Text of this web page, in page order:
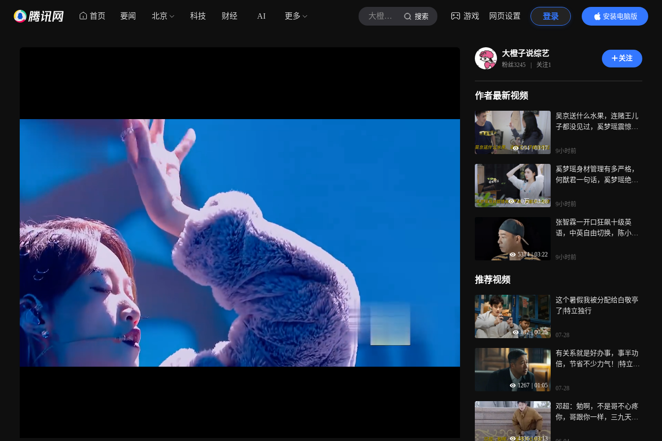
首页 要闻 北京 科技 财经 AI 更多 大橙子说综艺 搜索 游戏 网页设置 登录
安装电脑版
内容更精彩
大橙子说综艺
粉丝3245 | 关注1
关注
作者最新视频
994 | 03:17
吴京送什么水果，连赌王儿
子都没见过，奚梦瑶震惊丨
9小时前
2.0万 | 03:28
奚梦瑶身材管理有多严格，
何猷君一句话，奚梦瑶绝食
9小时前
5314 | 03:22
张智霖一开口狂飙十级英
语，中英自由切换，陈小春
9小时前
推荐视频
812 | 00:25
这个暑假我被分配给白敬亭
了|特立独行
07-28
1267 01:05
有关系就是好办事，事半功
倍，节省不少力气！|特立独
07-28
4336 | 03:13
邓超：勉啊，不是哥不心疼
你，哥跟你一样，三九天下